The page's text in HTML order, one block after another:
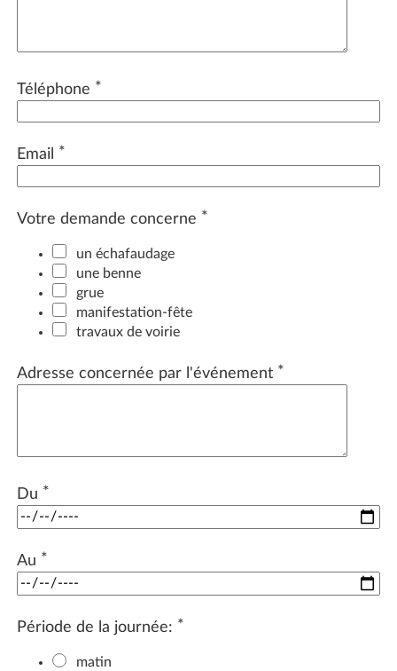
Téléphone *
Email *
Votre demande concerne *
un échafaudage
une benne
grue
manifestation-fête
travaux de voirie
Adresse concernée par l'événement *
Du *
Au *
Période de la journée: *
matin